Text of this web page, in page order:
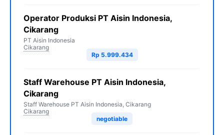
Operator Produksi PT Aisin Indonesia,
Cikarang
PT Aisin Indonesia
Cikarang
Rp 5.999.434
Staff Warehouse PT Aisin Indonesia,
Cikarang
Staff Warehouse PT Aisin Indonesia, Cikarang
Cikarang
negotiable